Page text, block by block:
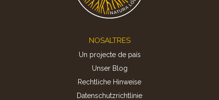
NOSALTRES
Un projecte de país
Unser Blog
Rechtliche Hinweise
Datenschutzrichtlinie